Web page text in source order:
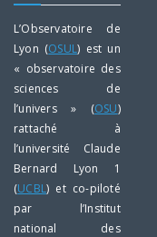
L’Observatoire de
Lyon (OSUL) est un
« observatoire des
sciences de
l’univers » (OSU)
rattaché à
l’université Claude
Bernard Lyon 1
(UCBL) et co-piloté
par l’Institut
national des